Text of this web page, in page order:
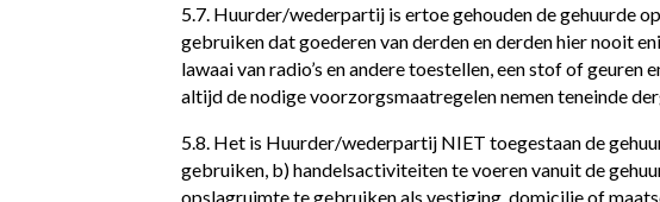
5.7. Huurder/wederpartij is ertoe gehouden de gehuurde
gebruiken dat goederen van derden en derden hier nooit
lawaai van radio’s en andere toestellen, een stof of
altijd de nodige voorzorgsmaatregelen nemen teneinde
5.8. Het is Huurder/wederpartij NIET toegestaan de
gebruiken, b) handelsactiviteiten te voeren vanuit de
opslagruimte te gebruiken als vestiging, domicilie of